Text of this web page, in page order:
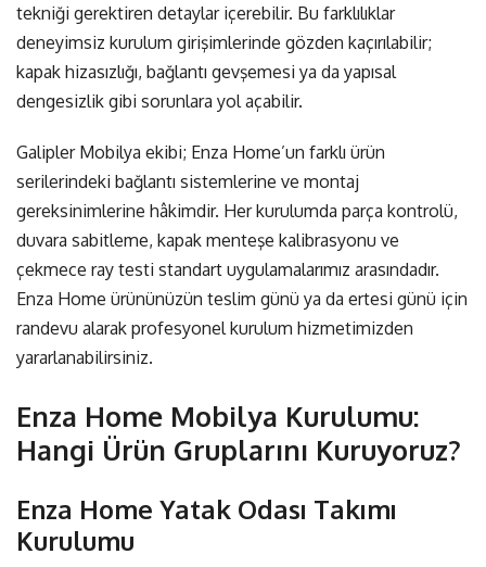
tekniği gerektiren detaylar içerebilir. Bu farklılıklar
deneyimsiz kurulum girişimlerinde gözden kaçırılabilir;
kapak hizasızlığı, bağlantı gevşemesi ya da yapısal
dengesizlik gibi sorunlara yol açabilir.
Galipler Mobilya ekibi; Enza Home’un farklı ürün
serilerindeki bağlantı sistemlerine ve montaj
gereksinimlerine hâkimdir. Her kurulumda parça kontrolü,
duvara sabitleme, kapak menteşe kalibrasyonu ve
çekmece ray testi standart uygulamalarımız arasındadır.
Enza Home ürününüzün teslim günü ya da ertesi günü için
randevu alarak profesyonel kurulum hizmetimizden
yararlanabilirsiniz.
Enza Home Mobilya Kurulumu:
Hangi Ürün Gruplarını Kuruyoruz?
Enza Home Yatak Odası Takımı
Kurulumu